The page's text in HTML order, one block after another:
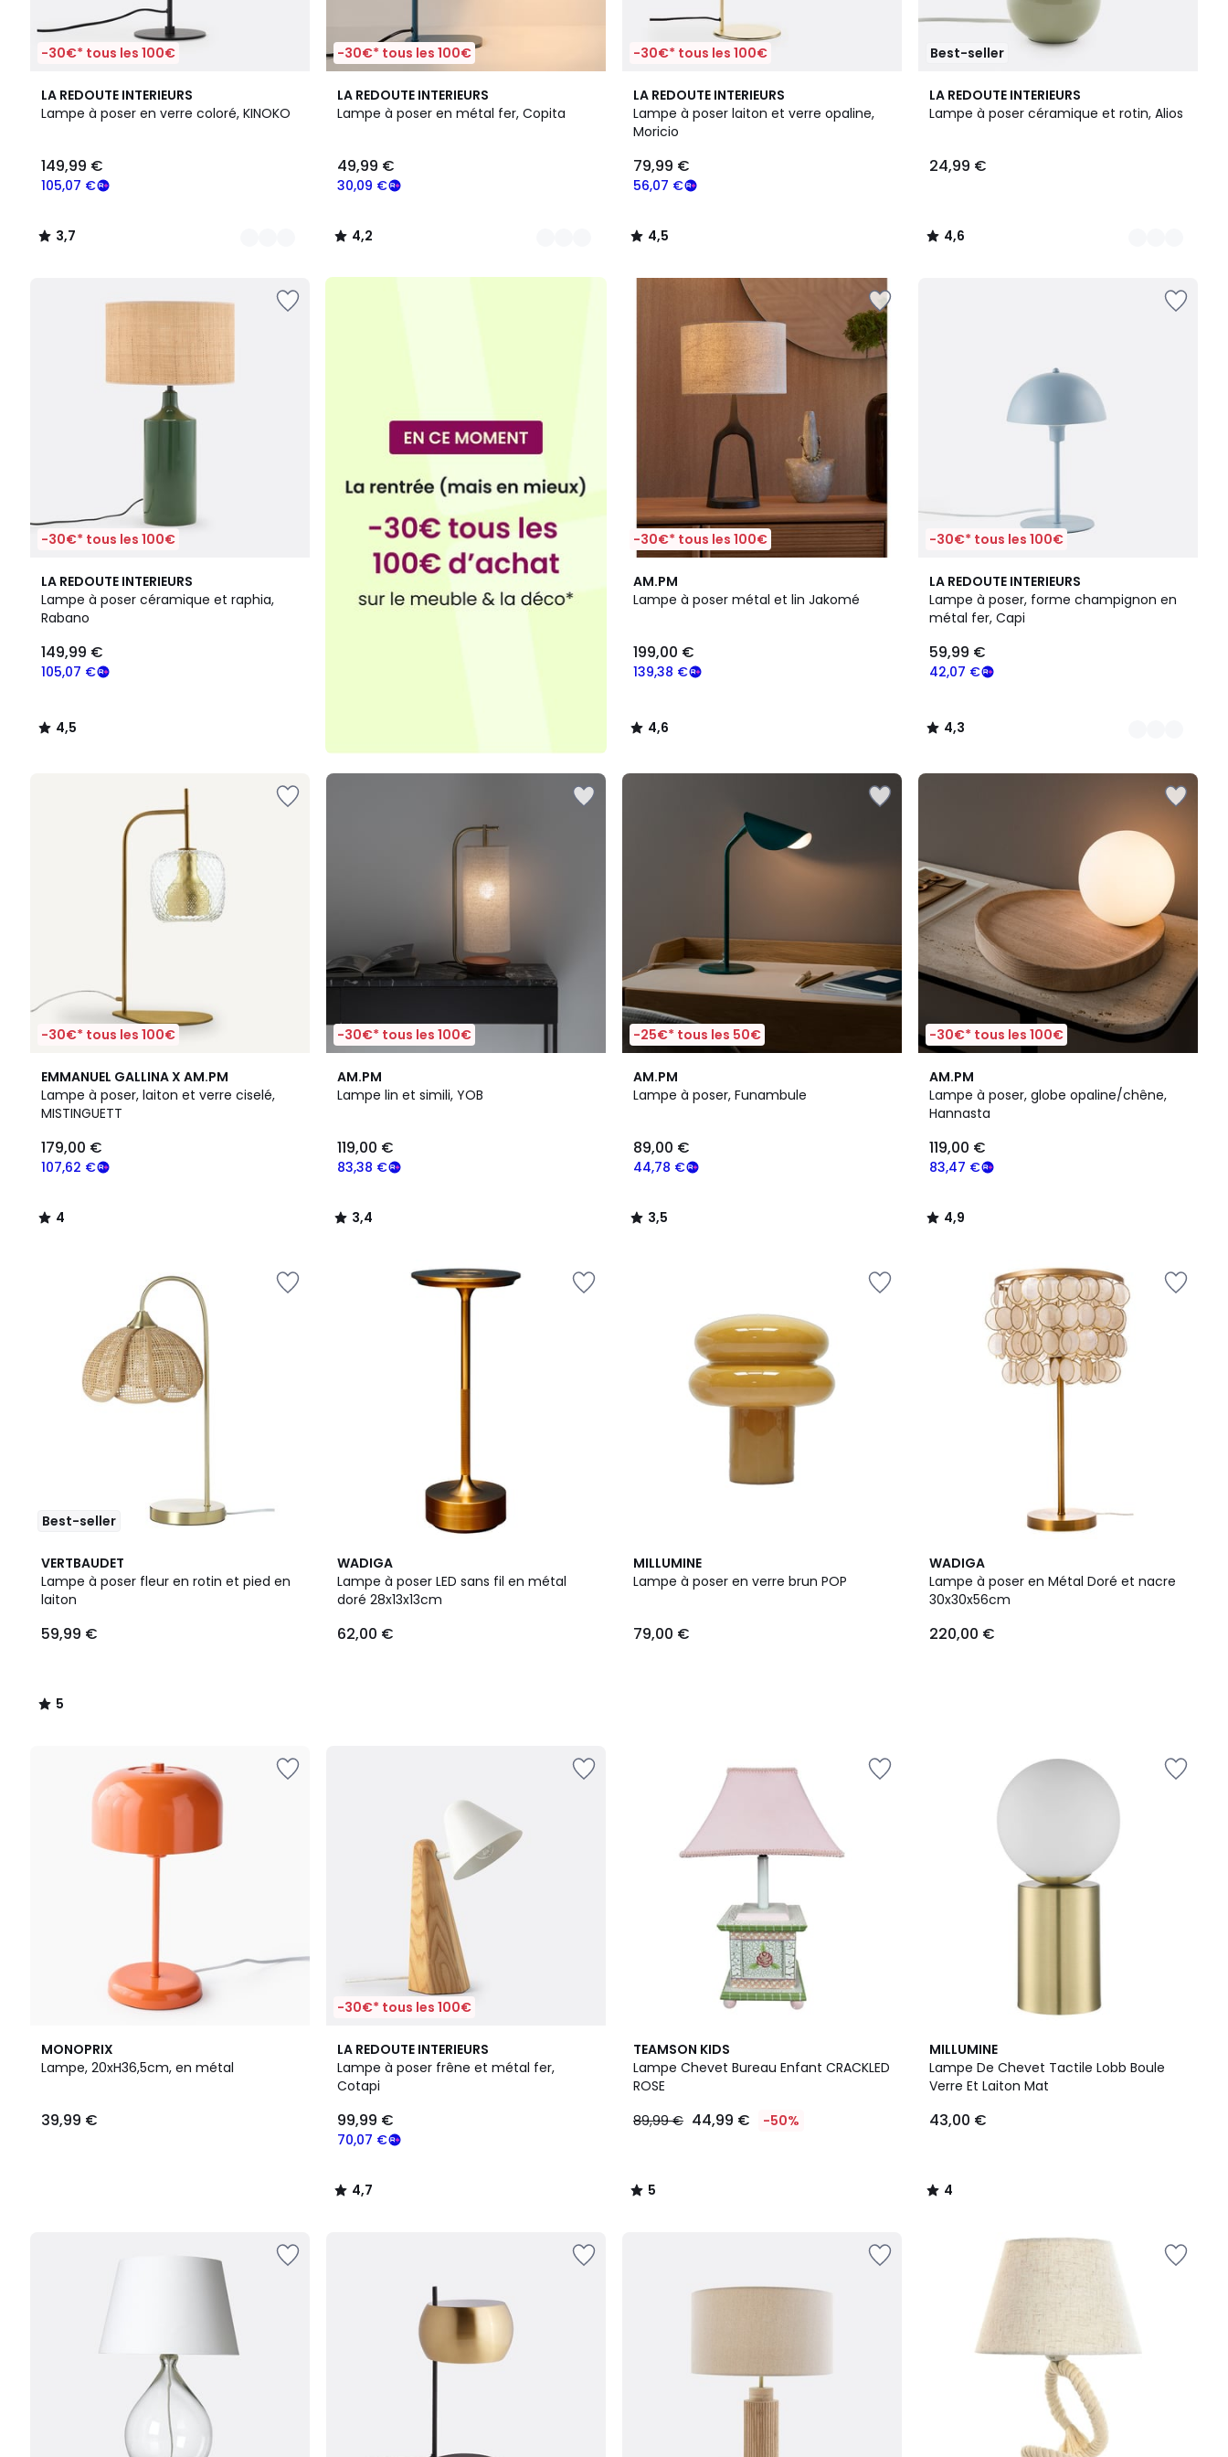
-30€* tous les 100€
LA REDOUTE INTERIEURS
Lampe à poser en verre coloré, KINOKO
€
souscrivez
programme
105,07 €
149,99 €
3,7
/ 5
6
Couleurs
3,7
/
-30€* tous les 100€
LA REDOUTE INTERIEURS
Lampe à poser en métal fer, Copita
30,09 €
49,99 €
4,2
/ 5
5
Couleurs
4,2
/
-30€* tous les 100€
LA REDOUTE INTERIEURS
Lampe à poser laiton et verre opaline,
Moricio
56,07 €
79,99 €
4,5
/ 5
4,5
/
Best-seller
LA REDOUTE INTERIEURS
Lampe à poser céramique et rotin, Alios
24,99 €
4,6
/ 5
3
Couleurs
4,6
/
-30€* tous les 100€
LA REDOUTE INTERIEURS
Lampe à poser céramique et raphia,
Rabano
105,07 €
149,99 €
4,5
/ 5
4,5
/
-30€* tous les 100€
AM.PM
Lampe à poser métal et lin Jakomé
139,38 €
199,00 €
4,6
/ 5
4,6
/
-30€* tous les 100€
LA REDOUTE INTERIEURS
Lampe à poser, forme champignon en
métal fer, Capi
42,07 €
59,99 €
4,3
/ 5
5
Couleurs
4,3
/
-30€* tous les 100€
EMMANUEL GALLINA X AM.PM
Lampe à poser, laiton et verre ciselé,
MISTINGUETT
107,62 €
179,00 €
4
/
5
4
/
-30€* tous les 100€
AM.PM
Lampe lin et simili, YOB
83,38 €
119,00 €
3,4
/ 5
3,4
/
-25€* tous les 50€
AM.PM
Lampe à poser, Funambule
44,78 €
89,00 €
3,5
/ 5
3,5
/
-30€* tous les 100€
AM.PM
Lampe à poser, globe opaline/chêne,
Hannasta
83,47 €
119,00 €
4,9
/ 5
4,9
/
Best-seller
VERTBAUDET
Lampe à poser fleur en rotin et pied en
laiton
59,99 €
5
/
5
5
/
WADIGA
Lampe à poser LED sans fil en métal
doré 28x13x13cm
62,00 €
MILLUMINE
Lampe à poser en verre brun POP
79,00 €
WADIGA
Lampe à poser en Métal Doré et nacre
30x30x56cm
220,00 €
MONOPRIX
Lampe, 20xH36,5cm, en métal
39,99 €
-30€* tous les 100€
LA REDOUTE INTERIEURS
Lampe à poser frêne et métal fer,
Cotapi
70,07 €
99,99 €
4,7
/ 5
4,7
/
TEAMSON KIDS
Lampe Chevet Bureau Enfant CRACKLED
ROSE
89,99 € 44,99 € -50%
5
/
5
5
/
MILLUMINE
Lampe De Chevet Tactile Lobb Boule
Verre Et Laiton Mat
43,00 €
4
/
5
4
/